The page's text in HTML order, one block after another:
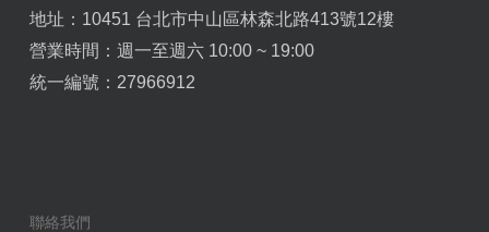
地址：10451 台北市中山區林森北路413號12樓
營業時間：週一至週六 10:00 ~ 19:00
統一編號：27966912
聯絡我們